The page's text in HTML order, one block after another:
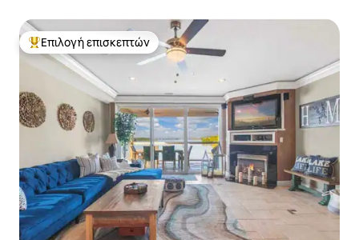
Κορυφαία επιλογή επισκεπτών
Επιλογή επισκεπτών